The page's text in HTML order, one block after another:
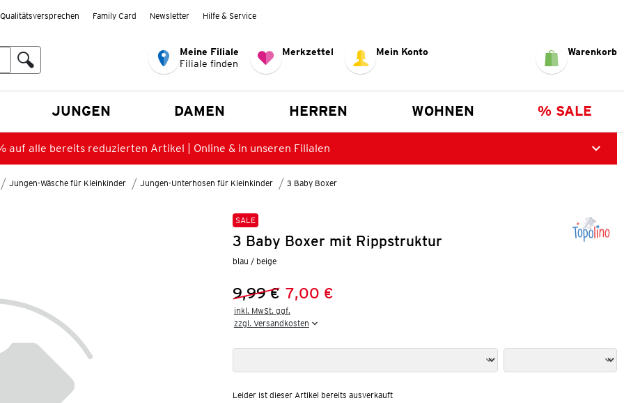
Qualitätsversprechen Family Card Newsletter Hilfe & Service
Meine Filiale
Filiale finden
Merkzettel Mein Konto Warenkorb
JUNGEN DAMEN HERREN WOHNEN % SALE
auf alle bereits reduzierten Artikel | Online & in unseren Filialen
Jungen-Wäsche für Kleinkinder Jungen-Unterhosen für Kleinkinder 3 Baby Boxer
SALE
3 Baby Boxer mit Rippstruktur
blau / beige
Vorheriger Preis:
9,99 €
Neuer Preis:
7,00 €
inkl. MwSt. ggf.
zzgl. Versandkosten
Leider ist dieser Artikel bereits ausverkauft